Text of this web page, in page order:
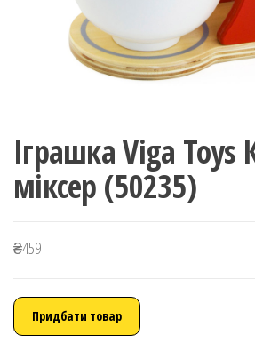
Іграшка Viga Toys
міксер (50235)
₴459
Придбати товар